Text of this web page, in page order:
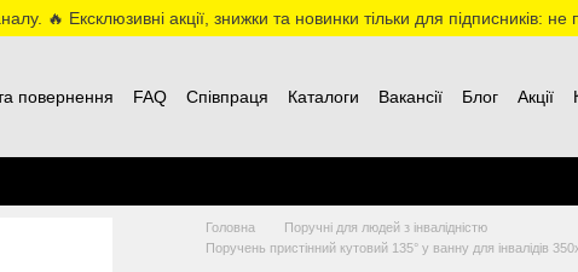
🔥 Ексклюзивні акції, знижки та новинки тільки для підписників: не
повернення FAQ Співпраця Каталоги Вакансії Блог Акції
Головна
Поручні для людей з інвалідністю
Поручень пристінний кутовий 135° у ванну для інвалідів